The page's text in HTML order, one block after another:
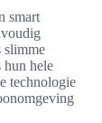
smart
slimme
hun hele
technologie